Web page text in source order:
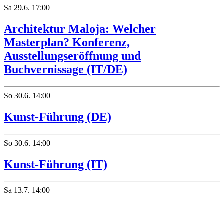
Sa 29.6. 17:00
Architektur Maloja: Welcher
Masterplan? Konferenz,
Ausstellungseröffnung und
Buchvernissage (IT/DE)
So 30.6. 14:00
Kunst-Führung (DE)
So 30.6. 14:00
Kunst-Führung (IT)
Sa 13.7. 14:00